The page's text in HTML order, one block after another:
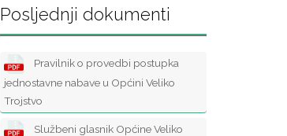
Posljednji dokumenti
Pravilnik o provedbi postupka
jednostavne nabave u Općini Veliko
Trojstvo
Službeni glasnik Općine Veliko